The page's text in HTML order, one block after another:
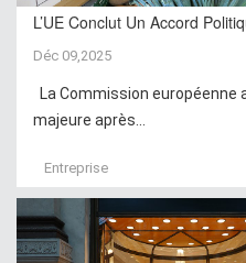
L’UE Conclut Un Accord
Déc 09,2025
La Commission européenne
majeure après...
Entreprise